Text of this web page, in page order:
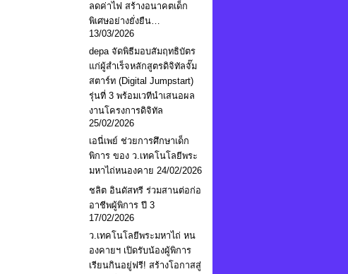
ลดค่าไฟ สร้างอนาคตเด็ก
พิเศษอย่างยั่งยืน…
13/03/2026
depa จัดพิธีมอบสัมฤทธิบัตร
แก่ผู้สำเร็จหลักสูตรดิจิทัลจั๊ม
สตาร์ท (Digital Jumpstart)
รุ่นที่ 3 พร้อมเวทีนำเสนอผล
งานโครงการดิจิทัล
25/02/2026
เอนี่เพย์ ช่วยการศึกษาเด็ก
พิการ ของ ว.เทคโนโลยีพระ
มหาไถ่หนองคาย 24/02/2026
ชลิต อินดัสทรี ร่วมสานต่อก่อ
อาชีพผู้พิการ ปี 3
17/02/2026
ว.เทคโนโลยีพระมหาไถ่ หน
องคายฯ เปิดรับน้องผู้พิการ
เรียนกินอยู่ฟรี! สร้างโอกาสสู่